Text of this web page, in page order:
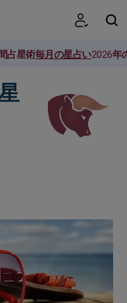
占星術毎月の星占い2026年